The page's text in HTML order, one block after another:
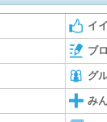
イ
ブ
グ
み